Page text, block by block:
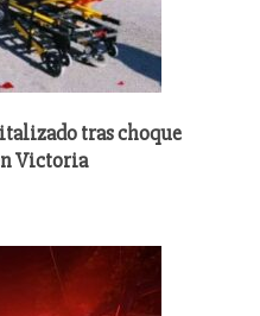
tras choque
Victoria